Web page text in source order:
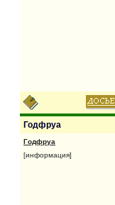
Годфруа
Годфруа
[информация]